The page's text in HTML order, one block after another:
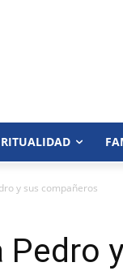
y sus compañeros
Pedro